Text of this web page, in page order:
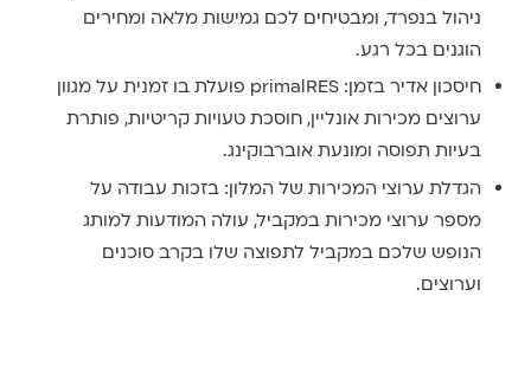
ניהול בנפרד, ומבטיחים לכם גמישות מלאה ומחירים
הוגנים בכל רגע.
חיסכון אדיר בזמן: primalRES פועלת בו זמנית על מגוון
ערוצים מכירות אונליין, חוסכת טעויות קריטיות, פותרת
בעיות תפוסה ומונעת אוברבוקינג.
הגדלת ערוצי המכירות של המלון: בזכות עבודה על
מספר ערוצי מכירות במקביל, עולה המודעות למותג
הנופש שלכם במקביל לתפוצה שלו בקרב סוכנים
וערוצים.